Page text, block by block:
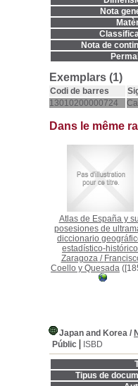
Nota
Nota de
Exemplars (1)
Codi de barres
13010200000724
Dans le même
Atlas de España y
posesiones de
diccionario
estadístico-
Zaragoza/
Coello y Quesada
Japan and Korea /
Públic
ISBD
Tipus de